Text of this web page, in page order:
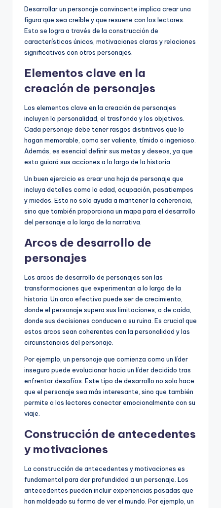
Desarrollar un personaje convincente implica crear una
figura que sea creíble y que resuene con los lectores.
Esto se logra a través de la construcción de
características únicas, motivaciones claras y relaciones
significativas con otros personajes.
Elementos clave en la
creación de personajes
Los elementos clave en la creación de personajes
incluyen la personalidad, el trasfondo y los objetivos.
Cada personaje debe tener rasgos distintivos que lo
hagan memorable, como ser valiente, tímido o ingenioso.
Además, es esencial definir sus metas y deseos, ya que
esto guiará sus acciones a lo largo de la historia.
Un buen ejercicio es crear una hoja de personaje que
incluya detalles como la edad, ocupación, pasatiempos
y miedos. Esto no solo ayuda a mantener la coherencia,
sino que también proporciona un mapa para el desarrollo
del personaje a lo largo de la narrativa.
Arcos de desarrollo de
personajes
Los arcos de desarrollo de personajes son las
transformaciones que experimentan a lo largo de la
historia. Un arco efectivo puede ser de crecimiento,
donde el personaje supera sus limitaciones, o de caída,
donde sus decisiones conducen a su ruina. Es crucial que
estos arcos sean coherentes con la personalidad y las
circunstancias del personaje.
Por ejemplo, un personaje que comienza como un líder
inseguro puede evolucionar hacia un líder decidido tras
enfrentar desafíos. Este tipo de desarrollo no solo hace
que el personaje sea más interesante, sino que también
permite a los lectores conectar emocionalmente con su
viaje.
Construcción de antecedentes
y motivaciones
La construcción de antecedentes y motivaciones es
fundamental para dar profundidad a un personaje. Los
antecedentes pueden incluir experiencias pasadas que
han moldeado su forma de ver el mundo. Por ejemplo, un